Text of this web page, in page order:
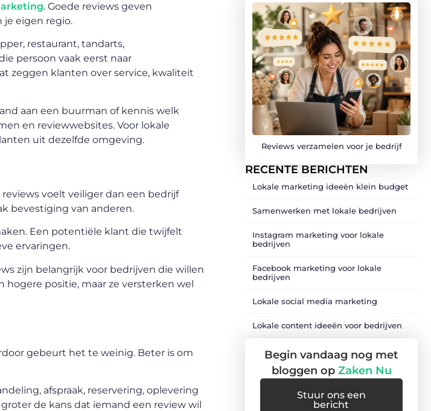
. Goede reviews geven
eigen regio.
restaurant, tandarts,
persoon vaak eerst naar
zeggen klanten over service, kwaliteit
aan een buurman of kennis welk
en reviewwebsites. Voor lokale
uit dezelfde omgeving.
voelt veiliger dan een bedrijf
bevestiging van anderen.
Een potentiële klant die twijfelt
ervaringen.
zijn belangrijk voor bedrijven die willen
hogere positie, maar ze versterken wel
gebeurt het te weinig. Beter is om
afspraak, reservering, oplevering
de kans dat iemand een review wil
Reviews verzamelen voor je bedrijf
RECENTE BERICHTEN
Lokale marketing ideeën klein budget
Samenwerken met lokale bedrijven
Instagram marketing voor lokale
bedrijven
Facebook marketing voor lokale
bedrijven
Lokale social media marketing
Lokale content ideeën voor bedrijven
Begin vandaag nog met
bloggen op Zaken Nu
Stuur ons een
bericht